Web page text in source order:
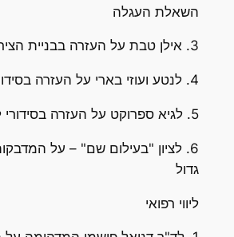
השאלת העגלה
3. אילן טבת על העזרה בבניית הציר
4. לנטע ועוזי בארי על העזרה בסידורי הלינה
5. לגיא ספרוקט על העזרה בסידורי לינה
6. לציון "בעילום שם" – על
גדול
ליווי רפואי